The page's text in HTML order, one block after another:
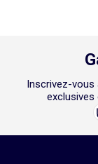
Inscrivez-vous
exclusives